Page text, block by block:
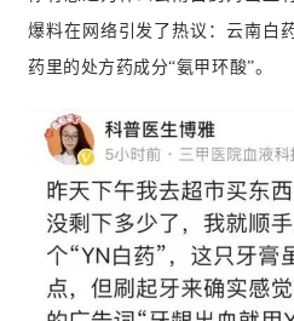
爆料在网络引发了热议：云南白
药里的处方药成分“氨甲环酸”。